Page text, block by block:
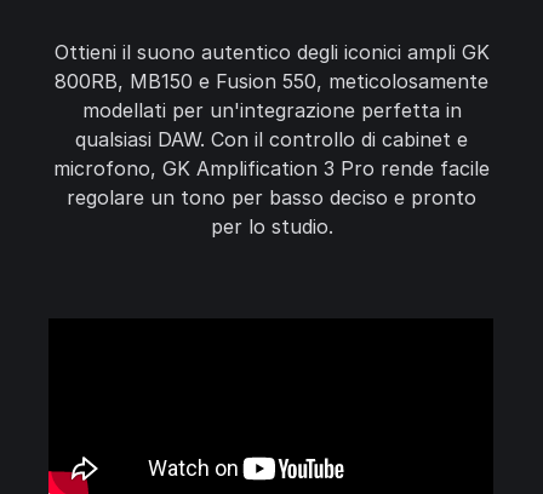
Ottieni il suono autentico degli iconici ampli GK
800RB, MB150 e Fusion 550, meticolosamente
modellati per un'integrazione perfetta in
qualsiasi DAW. Con il controllo di cabinet e
microfono, GK Amplification 3 Pro rende facile
regolare un tono per basso deciso e pronto
per lo studio.